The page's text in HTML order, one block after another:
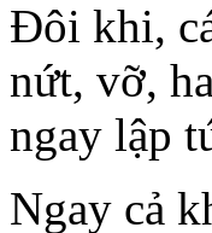
Đôi khi,
nứt, vỡ,
ngay lập
Ngay cả